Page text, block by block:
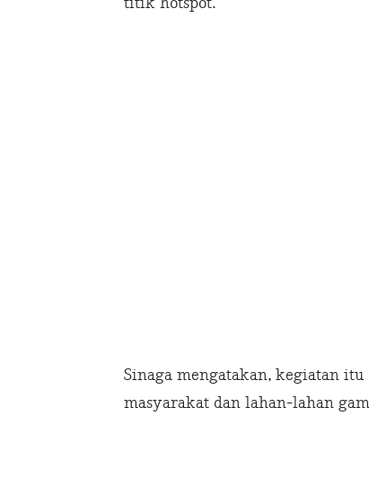
Sinaga mengatakan, kegiatan
masyarakat dan lahan-lahan